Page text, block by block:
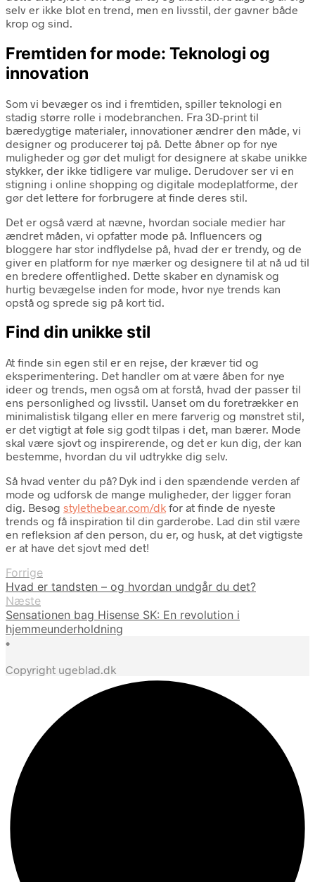
selv er ikke blot en trend, men en livsstil, der gavner både
krop og sind.
Fremtiden for mode: Teknologi og
innovation
Som vi bevæger os ind i fremtiden, spiller teknologi en
stadig større rolle i modebranchen. Fra 3D-print til
bæredygtige materialer, innovationer ændrer den måde, vi
designer og producerer tøj på. Dette åbner op for nye
muligheder og gør det muligt for designere at skabe unikke
stykker, der ikke tidligere var mulige. Derudover ser vi en
stigning i online shopping og digitale modeplatforme, der
gør det lettere for forbrugere at finde deres stil.
Det er også værd at nævne, hvordan sociale medier har
ændret måden, vi opfatter mode på. Influencers og
bloggere har stor indflydelse på, hvad der er trendy, og de
giver en platform for nye mærker og designere til at nå ud til
en bredere offentlighed. Dette skaber en dynamisk og
hurtig bevægelse inden for mode, hvor nye trends kan
opstå og sprede sig på kort tid.
Find din unikke stil
At finde sin egen stil er en rejse, der kræver tid og
eksperimentering. Det handler om at være åben for nye
ideer og trends, men også om at forstå, hvad der passer til
ens personlighed og livsstil. Uanset om du foretrækker en
minimalistisk tilgang eller en mere farverig og mønstret stil,
er det vigtigt at føle sig godt tilpas i det, man bærer. Mode
skal være sjovt og inspirerende, og det er kun dig, der kan
bestemme, hvordan du vil udtrykke dig selv.
Så hvad venter du på? Dyk ind i den spændende verden af
mode og udforsk de mange muligheder, der ligger foran
dig. Besøg stylethebear.com/dk for at finde de nyeste
trends og få inspiration til din garderobe. Lad din stil være
en refleksion af den person, du er, og husk, at det vigtigste
er at have det sjovt med det!
Forrige
Hvad er tandsten – og hvordan undgår du det?
Næste
Sensationen bag Hisense SK: En revolution i
hjemmeunderholdning
•
Copyright ugeblad.dk